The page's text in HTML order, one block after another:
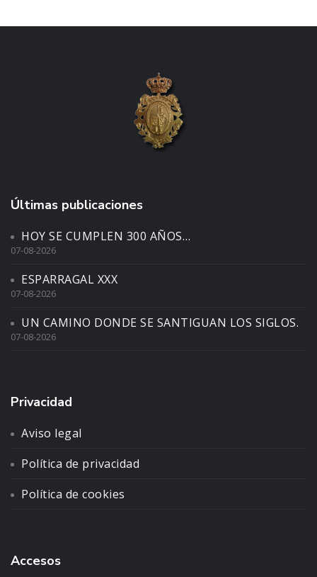
Últimas publicaciones
HOY SE CUMPLEN 300 AÑOS…
07-08-2026
ESPARRAGAL XXX
07-08-2026
UN CAMINO DONDE SE SANTIGUAN LOS SIGLOS.
07-08-2026
Privacidad
Aviso legal
Política de privacidad
Política de cookies
Accesos